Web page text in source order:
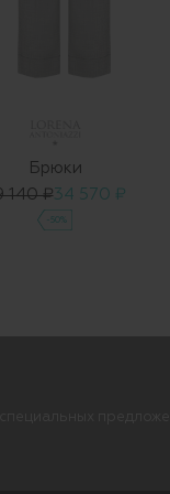
Брюки
140 ₽34 570 ₽
-50%